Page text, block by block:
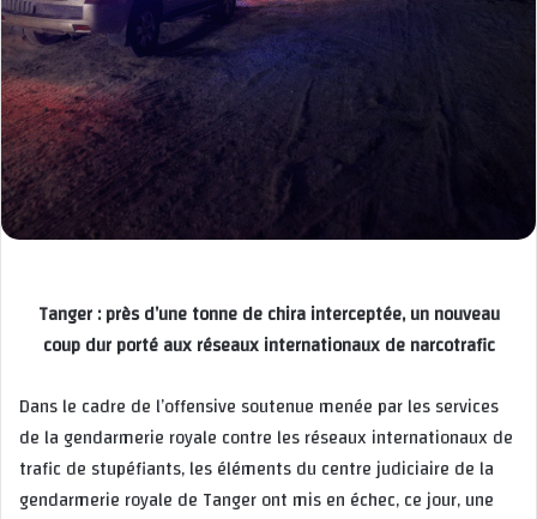
Tanger : près d’une tonne de chira interceptée, un nouveau
coup dur porté aux réseaux internationaux de narcotrafic
Dans le cadre de l’offensive soutenue menée par les services
de la gendarmerie royale contre les réseaux internationaux de
trafic de stupéfiants, les éléments du centre judiciaire de la
gendarmerie royale de Tanger ont mis en échec, ce jour, une